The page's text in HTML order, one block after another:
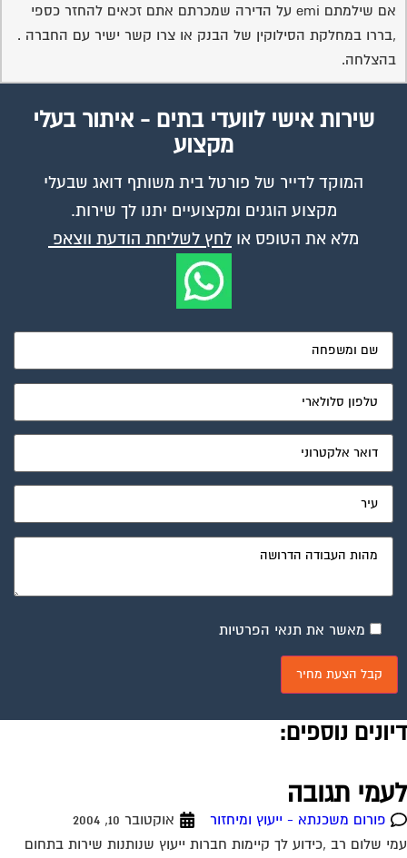
אם שילמתם emi על הדירה שמכרתם אתם זכאים להחזר כספי
,בררו במחלקת הסילוקין של הבנק או צרו קשר ישיר עם החברה .
בהצלחה.
שירות אישי לוועדי בתים - איתור בעלי
מקצוע
המוקד לדייר של פורטל בית משותף דואג שבעלי
מקצוע הוגנים ומקצועיים יתנו לך שירות.
מלא את הטופס אולחץ לשליחת הודעת ווצאפ
מאשר את תנאי הפרטיות
נוספים:
תגובה
פורום משכנתא - ייעוץ ומיחזור
אוקטובר 10, 2004
שלום רב ,כידוע לך קיימות חברות ייעוץ שנותנות שירות בתחום